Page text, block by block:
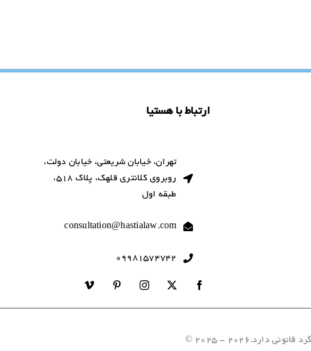
ارتباط با هستیا
تهران، خیابان شریعتی، خیابان دولت،
روبروی کلانتری قلهک، پلاک 518،
طبقه اول
consultation@hastialaw.com
09981574742
- 2025 ©